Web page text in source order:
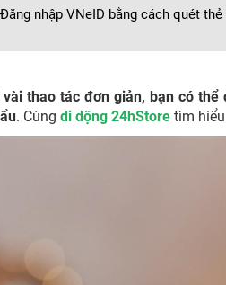
Đăng nhập VNeID bằng cách quét thẻ
vài thao tác đơn giản, bạn có thể
. Cùng di dộng 24hStore tìm